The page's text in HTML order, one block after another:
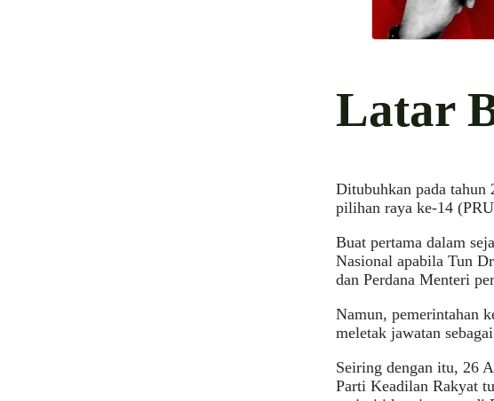
Latar
Ditubuhkan pada tahun
pilihan raya ke-14
Buat pertama dalam
Nasional apabila Tun
dan Perdana Menteri
Namun, pemerintahan
meletak jawatan
Seiring dengan itu, 26
Parti Keadilan Rakyat